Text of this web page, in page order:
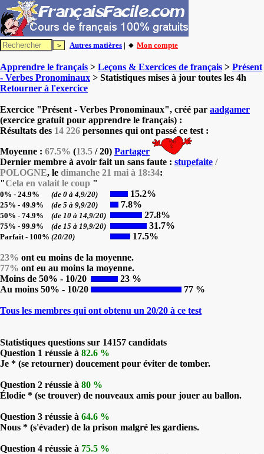
Autres matières | 🔸 Mon compte
Apprendre le français > Leçons & Exercices de français > Présent
- Verbes Pronominaux > Statistiques mises à jour toutes les 4h
Retourner à l'exercice
Exercice "Présent - Verbes Pronominaux", créé par aadgamer
(exercice gratuit pour apprendre le français) :
Résultats des 14 226 personnes qui ont passé ce test :
Moyenne : 67.5% (13.5 / 20) Partager
Dernier membre à avoir fait un sans faute : stupefaite /
POLOGNE, le dimanche 21 mai à 18:34:
"Cela en valait le coup "
0% - 24.9% (de 0 à 4,9/20) 15.2%
25% - 49.9% (de 5 à 9,9/20) 7.8%
50% - 74.9% (de 10 à 14,9/20) 27.8%
75% - 99.9% (de 15 à 19,9/20) 31.7%
Parfait - 100% (20/20) 17.5%
23% ont eu moins de la moyenne.
77% ont eu au moins la moyenne.
Moins de 50% - 10/20
23 %
Au moins 50% - 10/20
77 %
Tous les membres qui ont obtenu un 20/20 à ce test
Statistiques questions sur 14157 candidats
Question 1 réussie à 82.6 %
Je * (se retourner) doucement pour éviter de tomber.
Question 2 réussie à 80 %
Élodie * (se trouver) de nouveaux amis pour jouer au ballon.
Question 3 réussie à 64.6 %
Nous * (s'évader) de la prison malgré les gardiens.
Question 4 réussie à 75.5 %